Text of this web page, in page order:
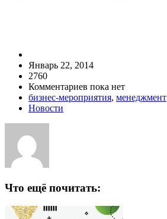
Январь 22, 2014
2760
Комментариев пока нет
бизнес-мероприятия, менеджмент
Новости
Что ещё почитать: